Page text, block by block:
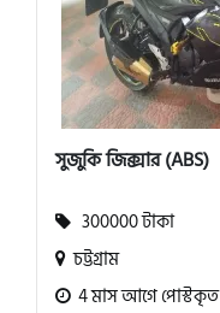
সুজুকি জিক্সার (ABS)
300000 টাকা
চট্টগ্রাম
4 মাস আগে পোস্টকৃত